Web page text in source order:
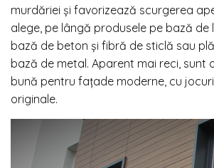
murdăriei și favorizează scurgerea
alege, pe lângă produsele pe bază de
bază de beton și fibră de sticlă sau
bază de metal. Aparent mai reci, sunt
bună pentru fațade moderne, cu
originale.